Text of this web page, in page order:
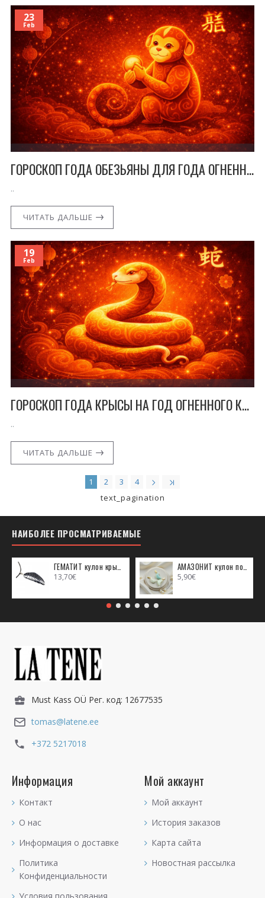
23
Feb
ГОРОСКОП ГОДА ОБЕЗЬЯНЫ ДЛЯ ГОДА ОГНЕННОЙ ЛОШАДИ
..
ЧИТАТЬ ДАЛЬШЕ
19
Feb
ГОРOСКOП ГОДА КРЫСЫ НА ГОД ОГНЕННОГО КОНЯ
..
ЧИТАТЬ ДАЛЬШЕ
1 2 3
4
text_pagination
НАИБОЛЕЕ ПРОСМАТРИВАЕМЫЕ
13,70€ 5,90€
Must Kass OÜ Рег. код: 12677535
tomas@latene.ee
+372 5217018
Информация
Контакт
О нас
Информация о доставке
Политика
Конфиденциальности
Мой аккаунт
Мой аккаунт
История заказов
Карта сайта
Новостная рассылка